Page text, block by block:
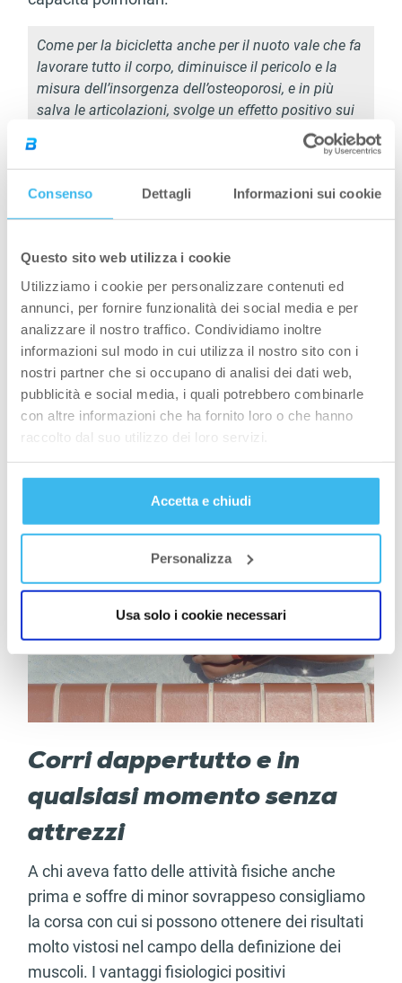
Consenso Dettagli Informazioni sui cookie
Questo sito web utilizza i cookie
Utilizziamo i cookie per personalizzare contenuti ed
annunci, per fornire funzionalità dei social media e per
analizzare il nostro traffico. Condividiamo inoltre
informazioni sul modo in cui utilizza il nostro sito con i
nostri partner che si occupano di analisi dei dati web,
pubblicità e social media, i quali potrebbero combinarle
con altre informazioni che ha fornito loro o che hanno
raccolto dal suo utilizzo dei loro servizi.
Accetta e chiudi
Personalizza
Usa solo i cookie necessari
Come per la bicicletta anche per il nuoto vale che fa
lavorare tutto il corpo, diminuisce il pericolo e la
misura dell’insorgenza dell’osteoporosi, e in più
salva le articolazioni, svolge un effetto positivo sui
processi metabolici ed è un ottimo metodo per
Ai principati si consiglia la rana. Durante i primi
vasca. Poi, potrai variare la rana con il dorso e lo
stile libero e se sei professionale puoi provare
anche il delfino.
Per proteggere la mucosa degli occhi può essere
utile procurarsi di un buon paio di occhialini da
nuoto, mentre nei complessi natatori ufficiali è
obbligatorio usare anche la cuffia. Leggi l’articolo
su perché fa bene il nuoto come sport
Corri dappertutto e in
qualsiasi momento senza
attrezzi
A chi aveva fatto delle attività fisiche anche
prima e soffre di minor sovrappeso consigliamo
la corsa con cui si possono ottenere dei risultati
molto vistosi nel campo della definizione dei
muscoli. I vantaggi fisiologici positivi